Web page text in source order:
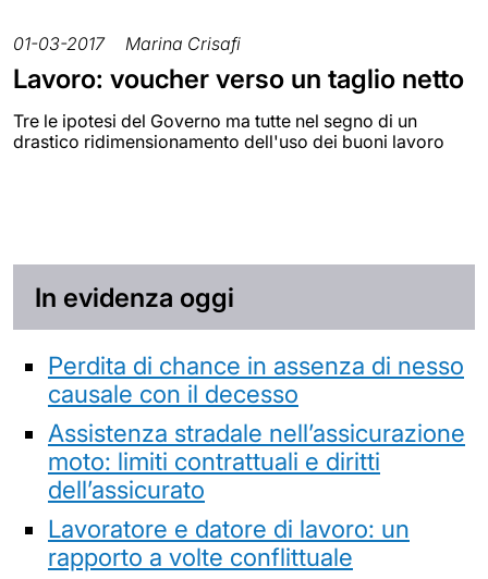
01-03-2017 Marina Crisafi
Lavoro: voucher verso un taglio netto
Tre le ipotesi del Governo ma tutte nel segno di un
drastico ridimensionamento dell'uso dei buoni lavoro
In evidenza oggi
Perdita di chance in assenza di nesso
causale con il decesso
Assistenza stradale nell’assicurazione
moto: limiti contrattuali e diritti
dell’assicurato
Lavoratore e datore di lavoro: un
rapporto a volte conflittuale